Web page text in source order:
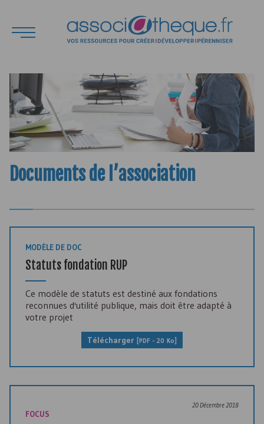
Documents de l’association
MODÈLE DE DOC
Statuts fondation RUP
Ce modèle de statuts est destiné aux fondations
reconnues d'utilité publique, mais doit être adapté à
votre projet
Télécharger [PDF - 20 Ko]
20 Décembre 2018
FOCUS